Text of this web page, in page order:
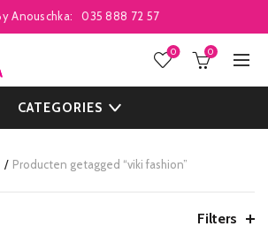
Anouschka: 035 888 72 57
0 0
CATEGORIES
Producten getagged “viki fashion”
Filters